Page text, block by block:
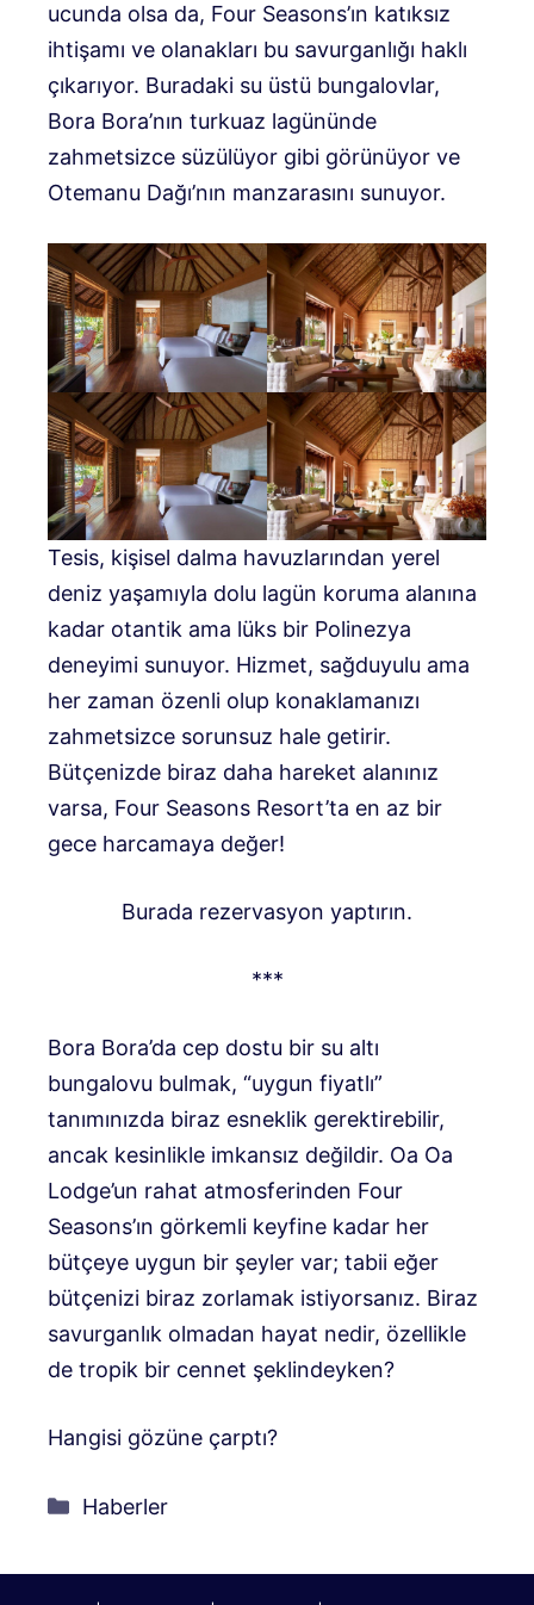
ucunda olsa da, Four Seasons’ın katıksız
ihtişamı ve olanakları bu savurganlığı haklı
çıkarıyor. Buradaki su üstü bungalovlar,
Bora Bora’nın turkuaz lagününde
zahmetsizce süzülüyor gibi görünüyor ve
Otemanu Dağı’nın manzarasını sunuyor.
Tesis, kişisel dalma havuzlarından yerel
deniz yaşamıyla dolu lagün koruma alanına
kadar otantik ama lüks bir Polinezya
deneyimi sunuyor. Hizmet, sağduyulu ama
her zaman özenli olup konaklamanızı
zahmetsizce sorunsuz hale getirir.
Bütçenizde biraz daha hareket alanınız
varsa, Four Seasons Resort’ta en az bir
gece harcamaya değer!
Burada rezervasyon yaptırın.
***
Bora Bora’da cep dostu bir su altı
bungalovu bulmak, “uygun fiyatlı”
tanımınızda biraz esneklik gerektirebilir,
ancak kesinlikle imkansız değildir. Oa Oa
Lodge’un rahat atmosferinden Four
Seasons’ın görkemli keyfine kadar her
bütçeye uygun bir şeyler var; tabii eğer
bütçenizi biraz zorlamak istiyorsanız. Biraz
savurganlık olmadan hayat nedir, özellikle
de tropik bir cennet şeklindeyken?
Hangisi gözüne çarptı?
Kategoriler
Haberler